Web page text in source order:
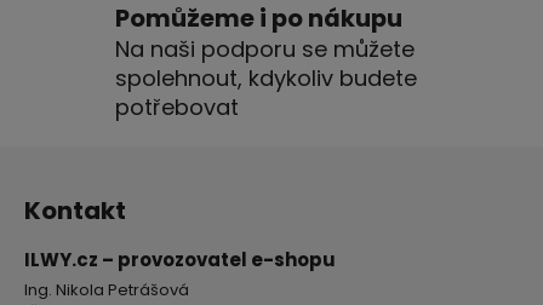
p
i
s
Pomůžeme i po nákupu
Na naši podporu se můžete
spolehnout, kdykoliv budete
potřebovat
Kontakt
ILWY.cz – provozovatel e-shopu
Ing. Nikola Petrášová